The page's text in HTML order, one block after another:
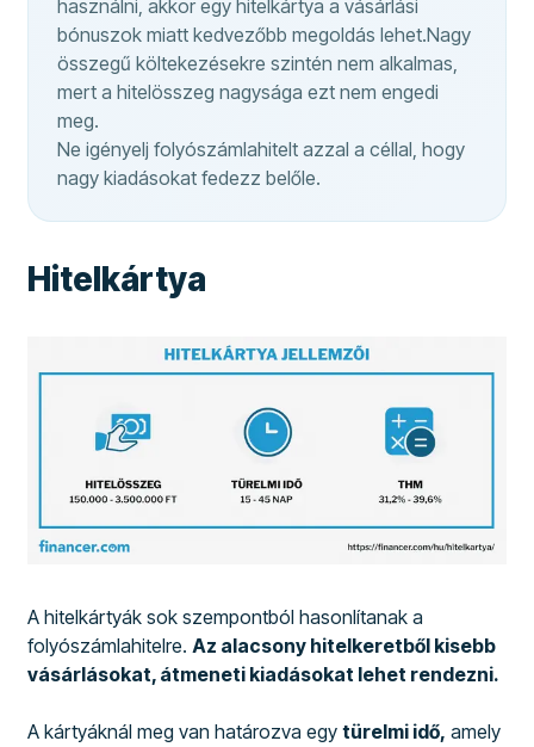
használni, akkor egy hitelkártya a vásárlási
bónuszok miatt kedvezőbb megoldás lehet.Nagy
összegű költekezésekre szintén nem alkalmas,
mert a hitelösszeg nagysága ezt nem engedi
meg.
Ne igényelj folyószámlahitelt azzal a céllal, hogy
nagy kiadásokat fedezz belőle.
Hitelkártya
A hitelkártyák sok szempontból hasonlítanak a
folyószámlahitelre. Az alacsony hitelkeretből kisebb
vásárlásokat, átmeneti kiadásokat lehet rendezni.
A kártyáknál meg van határozva egytürelmi idő, amely